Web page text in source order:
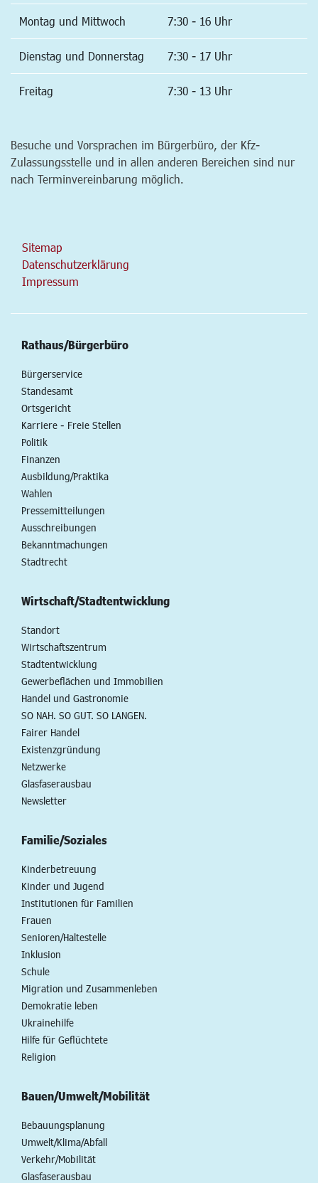
Montag und Mittwoch 7:30 - 16 Uhr
Dienstag und Donnerstag 7:30 - 17 Uhr
Freitag 7:30 - 13 Uhr
Besuche und Vorsprachen im Bürgerbüro, der Kfz-
Zulassungsstelle und in allen anderen Bereichen sind nur
nach Terminvereinbarung möglich.
Sitemap
Datenschutzerklärung
Impressum
Rathaus/Bürgerbüro
Bürgerservice
Standesamt
Ortsgericht
Karriere - Freie Stellen
Politik
Finanzen
Ausbildung/Praktika
Wahlen
Pressemitteilungen
Ausschreibungen
Bekanntmachungen
Stadtrecht
Wirtschaft/Stadtentwicklung
Standort
Wirtschaftszentrum
Stadtentwicklung
Gewerbeflächen und Immobilien
Handel und Gastronomie
SO NAH. SO GUT. SO LANGEN.
Fairer Handel
Existenzgründung
Netzwerke
Glasfaserausbau
Newsletter
Familie/Soziales
Kinderbetreuung
Kinder und Jugend
Institutionen für Familien
Frauen
Senioren/Haltestelle
Inklusion
Schule
Migration und Zusammenleben
Demokratie leben
Ukrainehilfe
Hilfe für Geflüchtete
Religion
Bauen/Umwelt/Mobilität
Bebauungsplanung
Umwelt/Klima/Abfall
Verkehr/Mobilität
Glasfaserausbau